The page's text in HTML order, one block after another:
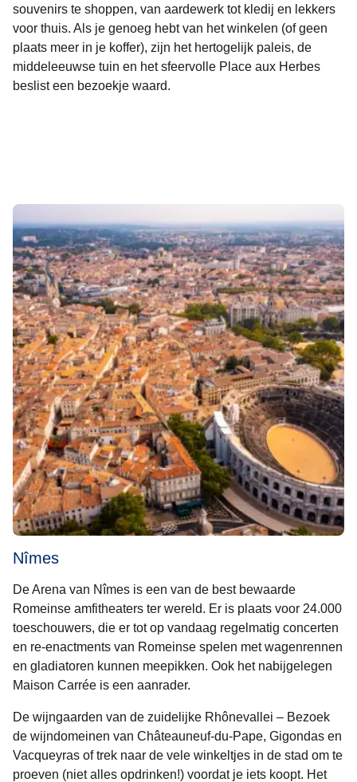
souvenirs te shoppen, van aardewerk tot kledij en lekkers
voor thuis. Als je genoeg hebt van het winkelen (of geen
plaats meer in je koffer), zijn het hertogelijk paleis, de
middeleeuwse tuin en het sfeervolle Place aux Herbes
beslist een bezoekje waard.
Nîmes
De Arena van Nîmes is een van de best bewaarde
Romeinse amfitheaters ter wereld. Er is plaats voor 24.000
toeschouwers, die er tot op vandaag regelmatig concerten
en re-enactments van Romeinse spelen met wagenrennen
en gladiatoren kunnen meepikken. Ook het nabijgelegen
Maison Carrée is een aanrader.
De wijngaarden van de zuidelijke Rhônevallei – Bezoek
de wijndomeinen van Châteauneuf-du-Pape, Gigondas en
Vacqueyras of trek naar de vele winkeltjes in de stad om te
proeven (niet alles opdrinken!) voordat je iets koopt. Het